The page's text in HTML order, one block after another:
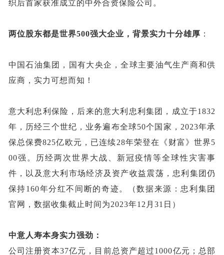
织后首家获准成立的中外合资保险公司。
两位股东都是世界500强大企业，背景实力十分雄厚 ：
中国石油集团，国有大央企，全球主要油气生产商和供
应商，实力可想而知！
意大利忠利保险， 后来的意大利忠利集团，成立于1832
年，历经三个世纪，业务遍布全球50个国家，2023年承
保总保费825亿欧元，已连续28年荣登在《财富》世界5
00强。历经两次世界大战、新冠疫情等全球性灾害事
件，以及意大利市场经济及资产收益震荡，忠利集团仍
保持160年分红不间断的奇迹。（数据来源：忠利集团
官网，数据收集截止时间为2023年12月31日）
中意人寿本身实力强劲：
公司注册资本37亿元，目前总资产超过1000亿元；总部